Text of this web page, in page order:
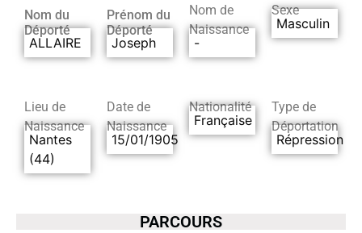
Nom du
Déporté
ALLAIRE
Prénom du
Déporté
Joseph
Nom de
Naissance
-
Sexe
Masculin
Lieu de
Naissance
Nantes
(44)
Date de
Naissance
15/01/1905
Nationalité
Française
Type de
Déportation
Répression
PARCOURS